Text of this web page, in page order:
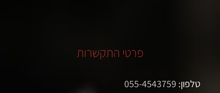
פרטי התקשרות
טלפון: 055-4543759